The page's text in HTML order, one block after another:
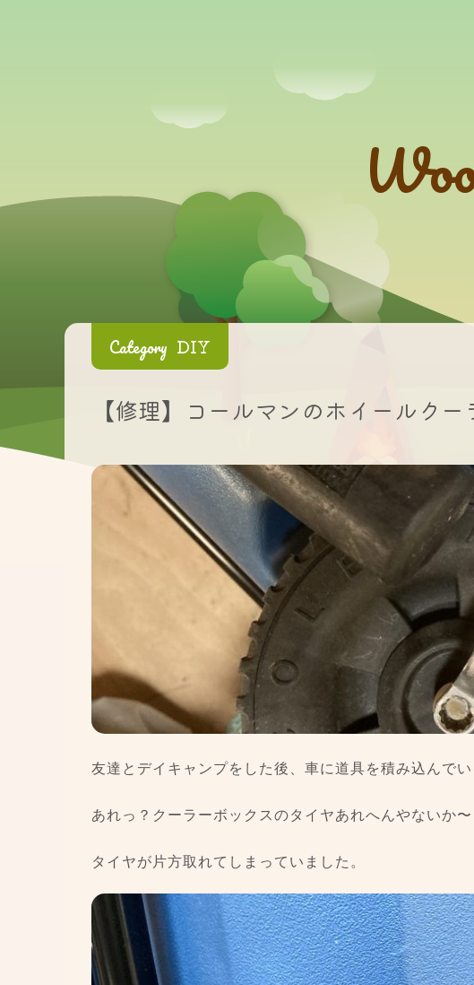
Category DIY
【修理】コールマンのホイールク
友達とデイキャンプをした後、車に道具を積み込んでい
あれっ？クーラーボックスのタイヤあれへんやないか〜
タイヤが片方取れてしまっていました。